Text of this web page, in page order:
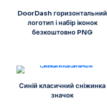
DoorDash горизонтальний
логотип і набір іконок
безкоштовно PNG
Синій класичний сніжинка
значок